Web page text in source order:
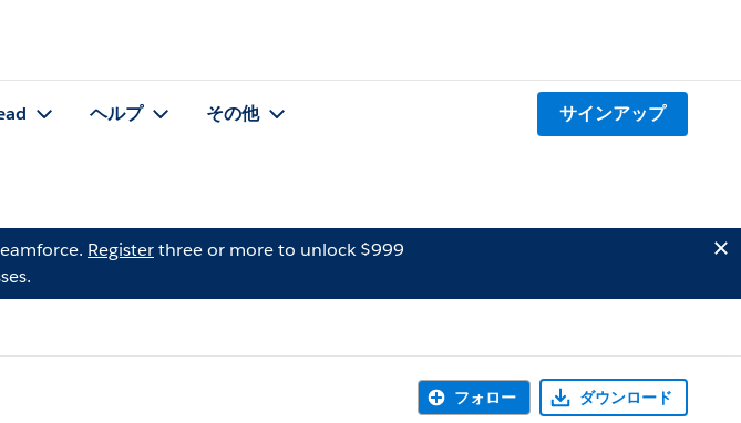
ヘルプ その他 サインアップ
Registerthree or more to unlock $999
フォロー ダウンロード